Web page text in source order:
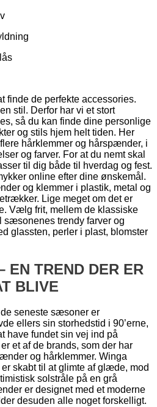
finde de perfekte accessories.
stil. Derfor har vi et stort
så du kan finde dine personlige
og stils hjem helt tiden. Her
hårklemmer og hårspænder, i
og farver. For at du nemt skal
til dig både til hverdag og fest.
online efter dine ønskemål.
og klemmer i plastik, metal og
Lige meget om det er
Vælg frit, mellem de klassiske
sæsonenes trendy farver og
glassten, perler i plast, blomster
EN TREND DER ER
BLIVE
seneste sæsoner er
ellers sin storhedstid i 90’erne,
have fundet sin vej ind på
et af de brands, som der har
og hårklemmer. Winga
skabt til at glimte af glæde, mod
solstråle på en grå
er designet med et moderne
desuden alle noget forskelligt.